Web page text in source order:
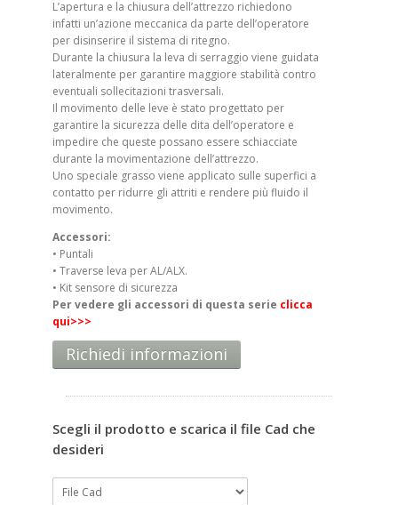
L’apertura e la chiusura dell’attrezzo richiedono
infatti un’azione meccanica da parte dell’operatore
per disinserire il sistema di ritegno.
Durante la chiusura la leva di serraggio viene guidata
lateralmente per garantire maggiore stabilità contro
eventuali sollecitazioni trasversali.
Il movimento delle leve è stato progettato per
garantire la sicurezza delle dita dell’operatore e
impedire che queste possano essere schiacciate
durante la movimentazione dell’attrezzo.
Uno speciale grasso viene applicato sulle superfici a
contatto per ridurre gli attriti e rendere più fluido il
movimento.
Accessori:
• Puntali
• Traverse leva per AL/ALX.
• Kit sensore di sicurezza
Per vedere gli accessori di questa serie clicca
qui>>>
Richiedi informazioni
Scegli il prodotto e scarica il file Cad che
desideri